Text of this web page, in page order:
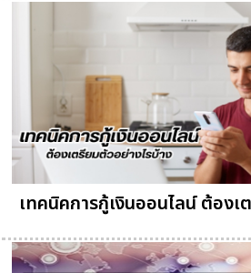
เทคนิคการกู้เงินออนไลน์ ต้องเ